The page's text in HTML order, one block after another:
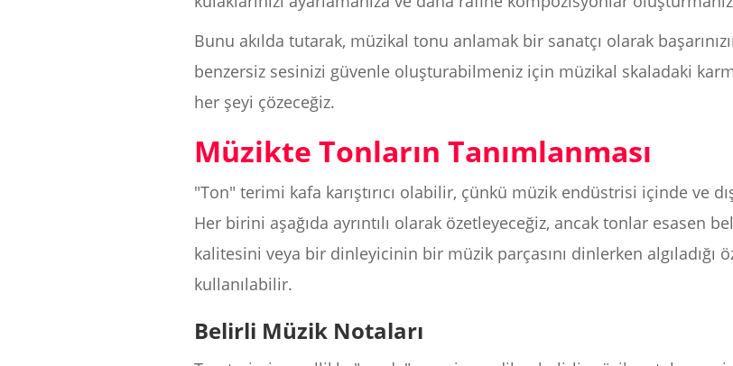
Bunu akılda tutarak, müzikal tonu anlamak bir sanatçı olarak
benzersiz sesinizi güvenle oluşturabilmeniz için müzikal skaladaki
her şeyi çözeceğiz.
Müzikte Tonların Tanımlanması
"Ton" terimi kafa karıştırıcı olabilir, çünkü müzik endüstrisi içinde ve
Her birini aşağıda ayrıntılı olarak özetleyeceğiz, ancak tonlar esasen
kalitesini veya bir dinleyicinin bir müzik parçasını dinlerken algıladığı
kullanılabilir.
Belirli Müzik Notaları